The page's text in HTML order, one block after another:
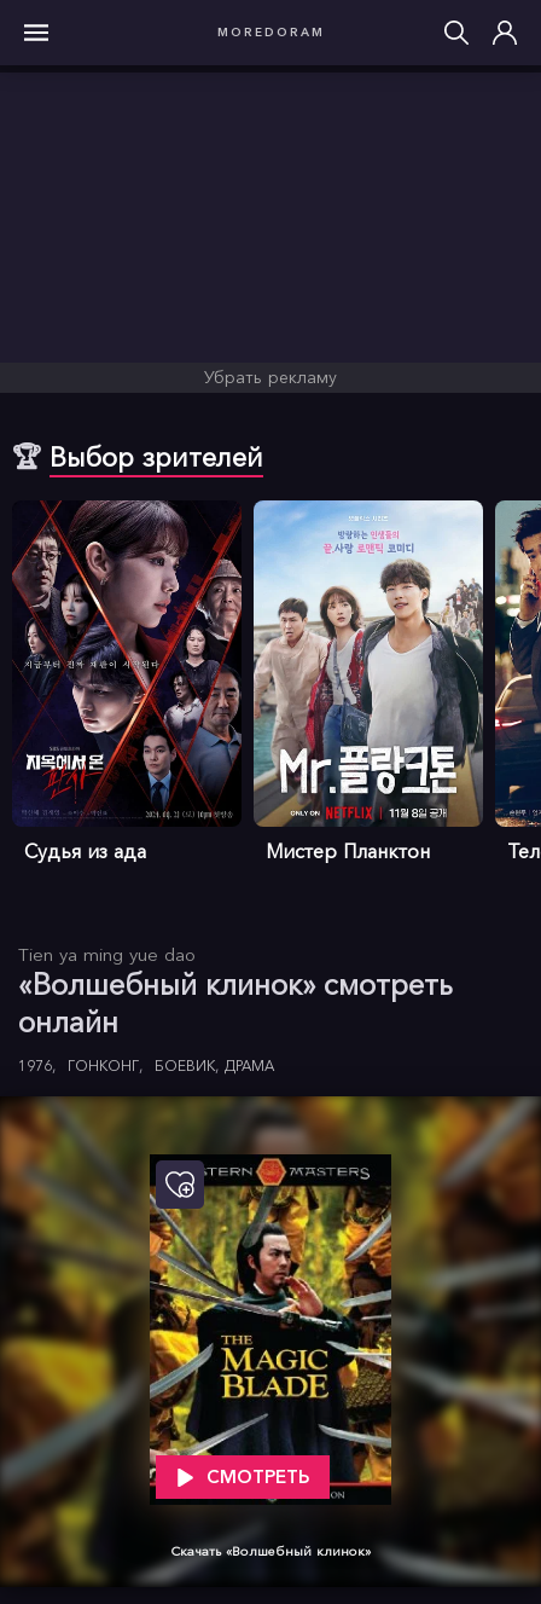
MOREDORAM
Убрать рекламу
🏆 Выбор зрителей
Судья из ада Мистер Планктон
Tien ya ming yue dao
«Волшебный клинок» смотреть
онлайн
1976 ГОНКОНГ БОЕВИК ДРАМА
СМОТРЕТЬ
Скачать «Волшебный клинок»